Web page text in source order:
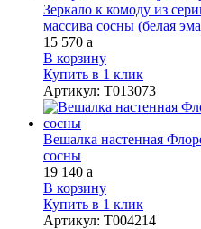
Зеркало к комоду из
массива сосны (белая
15 570 a
В корзину
Купить в 1 клик
Артикул: Т013073
Вешалка настенная
сосны
19 140 a
В корзину
Купить в 1 клик
Артикул: Т004214